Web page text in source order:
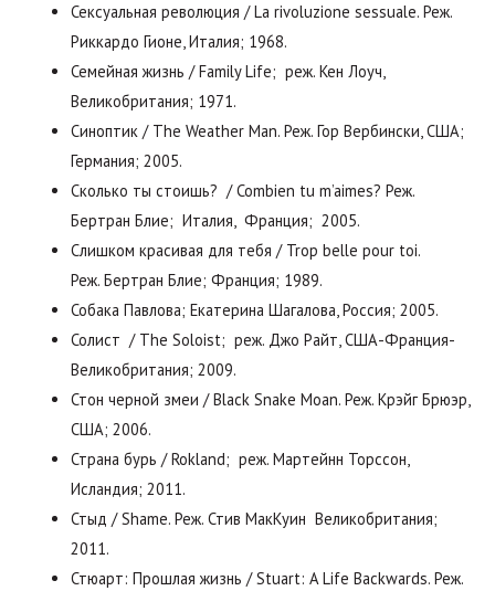
Сексуальная революция / La rivoluzione sessuale. Реж.
Риккардо Гионе, Италия; 1968.
Семейная жизнь / Family Life; реж. Кен Лоуч,
Великобритания; 1971.
Синоптик / The Weather Man. Реж. Гор Вербински, США;
Германия; 2005.
Сколько ты стоишь? / Combien tu m’aimes? Реж.
Бертран Блие; Италия, Франция; 2005.
Слишком красивая для тебя / Trop belle pour toi.
Реж. Бертран Блие; Франция; 1989.
Собака Павлова; Екатерина Шагалова, Россия; 2005.
Солист / The Soloist; реж. Джо Райт, США-Франция-
Великобритания; 2009.
Стон черной змеи / Black Snake Moan. Реж. Крэйг Брюэр,
США; 2006.
Страна бурь / Rokland; реж. Мартейнн Торссон,
Исландия; 2011.
Стыд / Shame. Реж. Стив МакКуин Великобритания;
2011.
Стюарт: Прошлая жизнь / Stuart: A Life Backwards. Реж.